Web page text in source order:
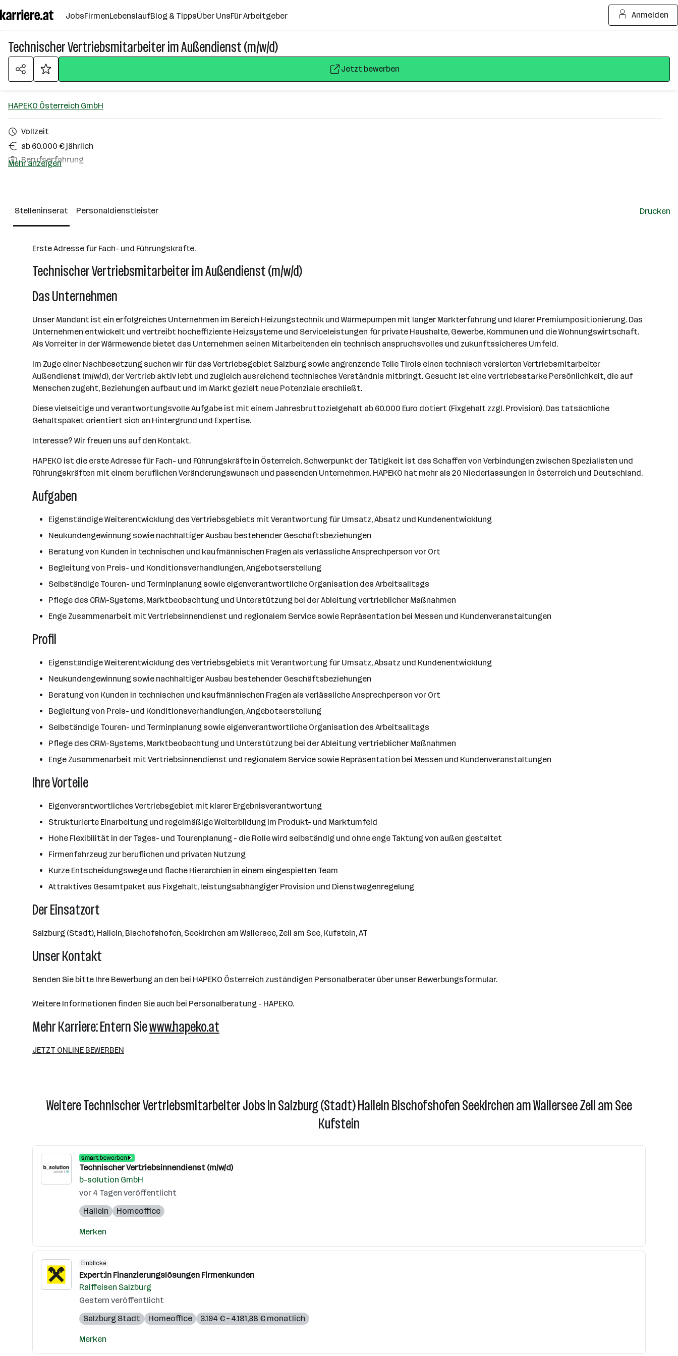
Seiteninhalt
springen
JobsFirmenLebenslaufBlog & TippsÜber UnsFür Arbeitgeber Anmelden
Technischer Vertriebsmitarbeiter im Außendienst (m/w/d)
Jetzt bewerben
HAPEKO Österreich GmbH
Vollzeit
ab 60.000 € jährlich
Berufserfahrung
Über das Unternehmen
Salzburg
Mehr anzeigen
Stelleninserat Personaldienstleister Drucken
Erste Adresse für Fach- und Führungskräfte.
Technischer Vertriebsmitarbeiter im Außendienst (m/w/d)
Das Unternehmen
Unser Mandant ist ein erfolgreiches Unternehmen im Bereich Heizungstechnik und Wärmepumpen mit langer Markterfahrung und klarer Premiumpositionierung. Das
Unternehmen entwickelt und vertreibt hocheffiziente Heizsysteme und Serviceleistungen für private Haushalte, Gewerbe, Kommunen und die Wohnungswirtschaft.
Als Vorreiter in der Wärmewende bietet das Unternehmen seinen Mitarbeitenden ein technisch anspruchsvolles und zukunftssicheres Umfeld.
Im Zuge einer Nachbesetzung suchen wir für das Vertriebsgebiet Salzburg sowie angrenzende Teile Tirols einen technisch versierten Vertriebsmitarbeiter
Außendienst (m/w/d), der Vertrieb aktiv lebt und zugleich ausreichend technisches Verständnis mitbringt. Gesucht ist eine vertriebsstarke Persönlichkeit, die auf
Menschen zugeht, Beziehungen aufbaut und im Markt gezielt neue Potenziale erschließt.
Diese vielseitige und verantwortungsvolle Aufgabe ist mit einem Jahresbruttozielgehalt ab 60.000 Euro dotiert (Fixgehalt zzgl. Provision). Das tatsächliche
Gehaltspaket orientiert sich an Hintergrund und Expertise.
Interesse? Wir freuen uns auf den Kontakt.
HAPEKO ist die erste Adresse für Fach- und Führungskräfte in Österreich. Schwerpunkt der Tätigkeit ist das Schaffen von Verbindungen zwischen Spezialisten und
Führungskräften mit einem beruflichen Veränderungswunsch und passenden Unternehmen. HAPEKO hat mehr als 20 Niederlassungen in Österreich und Deutschland.
Aufgaben
Eigenständige Weiterentwicklung des Vertriebsgebiets mit Verantwortung für Umsatz, Absatz und Kundenentwicklung
Neukundengewinnung sowie nachhaltiger Ausbau bestehender Geschäftsbeziehungen
Beratung von Kunden in technischen und kaufmännischen Fragen als verlässliche Ansprechperson vor Ort
Begleitung von Preis- und Konditionsverhandlungen, Angebotserstellung
Selbständige Touren- und Terminplanung sowie eigenverantwortliche Organisation des Arbeitsalltags
Pflege des CRM-Systems, Marktbeobachtung und Unterstützung bei der Ableitung vertrieblicher Maßnahmen
Enge Zusammenarbeit mit Vertriebsinnendienst und regionalem Service sowie Repräsentation bei Messen und Kundenveranstaltungen
Profil
Eigenständige Weiterentwicklung des Vertriebsgebiets mit Verantwortung für Umsatz, Absatz und Kundenentwicklung
Neukundengewinnung sowie nachhaltiger Ausbau bestehender Geschäftsbeziehungen
Beratung von Kunden in technischen und kaufmännischen Fragen als verlässliche Ansprechperson vor Ort
Begleitung von Preis- und Konditionsverhandlungen, Angebotserstellung
Selbständige Touren- und Terminplanung sowie eigenverantwortliche Organisation des Arbeitsalltags
Pflege des CRM-Systems, Marktbeobachtung und Unterstützung bei der Ableitung vertrieblicher Maßnahmen
Enge Zusammenarbeit mit Vertriebsinnendienst und regionalem Service sowie Repräsentation bei Messen und Kundenveranstaltungen
Ihre Vorteile
Eigenverantwortliches Vertriebsgebiet mit klarer Ergebnisverantwortung
Strukturierte Einarbeitung und regelmäßige Weiterbildung im Produkt- und Marktumfeld
Hohe Flexibilität in der Tages- und Tourenplanung - die Rolle wird selbständig und ohne enge Taktung von außen gestaltet
Firmenfahrzeug zur beruflichen und privaten Nutzung
Kurze Entscheidungswege und flache Hierarchien in einem eingespielten Team
Attraktives Gesamtpaket aus Fixgehalt, leistungsabhängiger Provision und Dienstwagenregelung
Der Einsatzort
Salzburg (Stadt), Hallein, Bischofshofen, Seekirchen am Wallersee, Zell am See, Kufstein, AT
Unser Kontakt
Senden Sie bitte Ihre Bewerbung an den bei HAPEKO Österreich zuständigen Personalberater über unser Bewerbungsformular.
Weitere Informationen finden Sie auch bei Personalberatung - HAPEKO.
Mehr Karriere: Entern Siewww.hapeko.at
JETZT ONLINE BEWERBEN
Weitere Technischer Vertriebsmitarbeiter Jobs in Salzburg (Stadt) Hallein Bischofshofen Seekirchen am Wallersee Zell am See
Kufstein
Technischer Vertriebsinnendienst (m/w/d)
b-solution GmbH
vor 4 Tagen veröffentlicht
Hallein
Homeoffice
Merken
Einblicke
Expert:in Finanzierungslösungen Firmenkunden
Raiffeisen Salzburg
Gestern veröffentlicht
Salzburg Stadt
Homeoffice 3.194 € – 4.181,38 € monatlich
Merken